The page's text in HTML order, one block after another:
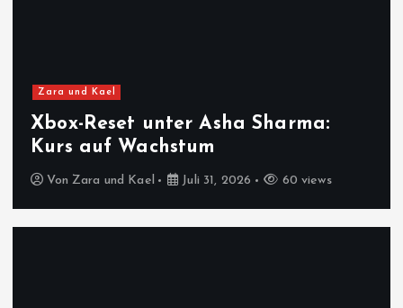
Zara und Kael
Xbox-Reset unter Asha Sharma:
Kurs auf Wachstum
Von Zara und Kael Juli 31, 2026 60 views